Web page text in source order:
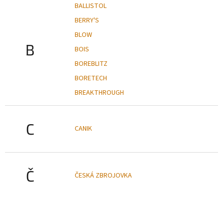
B
BALLISTOL
BERRY'S
BLOW
BOIS
BOREBLITZ
BORETECH
BREAKTHROUGH
C CANIK
Č ČESKÁ ZBROJOVKA